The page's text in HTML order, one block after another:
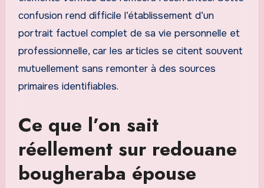
confusion rend difficile l’établissement d’un
portrait factuel complet de sa vie personnelle et
professionnelle, car les articles se citent souvent
mutuellement sans remonter à des sources
primaires identifiables.
Ce que l’on sait
réellement sur redouane
bougheraba épouse